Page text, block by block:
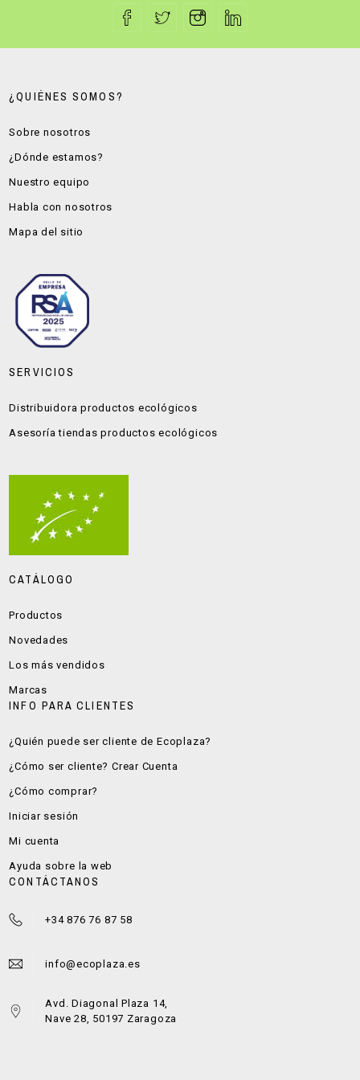
¿QUIÉNES SOMOS?
Sobre nosotros
¿Dónde estamos?
Nuestro equipo
Habla con nosotros
Mapa del sitio
SERVICIOS
Distribuidora productos ecológicos
Asesoría tiendas productos ecológicos
CATÁLOGO
Productos
Novedades
Los más vendidos
Marcas
INFO PARA CLIENTES
¿Quién puede ser cliente de Ecoplaza?
¿Cómo ser cliente? Crear Cuenta
¿Cómo comprar?
Iniciar sesión
Mi cuenta
Ayuda sobre la web
CONTÁCTANOS
+34 876 76 87 58
info@ecoplaza.es
Avd. Diagonal Plaza 14,
Nave 28, 50197 Zaragoza